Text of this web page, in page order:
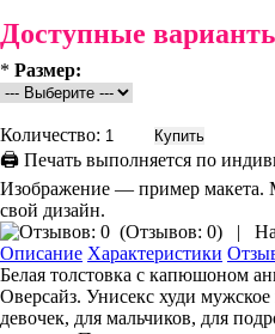
Доступные
* Размер:
Количество:
🖨 Печать выполняется по
Изображение — пример макета.
свой дизайн.
(Отзывов: 0) |
Описание Характеристики
Белая толстовка с капюшоном
Оверсайз. Унисекс худи
девочек, для мальчиков, для